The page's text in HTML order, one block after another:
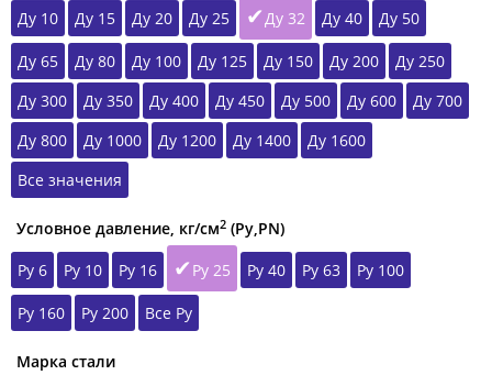
Ду 10
Ду 15 Ду 20 Ду 25 Ду 32 Ду 40 Ду 50
Ду 65 Ду 80 Ду 100 Ду 125 Ду 150 Ду 200
Ду 250
Ду 300
Ду 350 Ду 400 Ду 450 Ду 500 Ду 600
Ду 700
Ду 800
Ду 1000 Ду 1200 Ду 1400
Ду 1600
Все значения
Условное давление, кг/см2 (Ру,РN)
Ру 6
Ру 10 Ру 16 Ру 25 Ру 40 Ру 63 Ру 100
Ру 160 Ру 200 Все Ру
Марка стали